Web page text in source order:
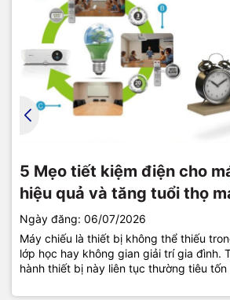
Giải mã các thuật ngữ cơ
máy chiếu
5 Mẹo tiết kiệm điện cho
hiệu quả và tăng tuổi thọ
Ngày đăng: 06/07/2026
Máy chiếu là thiết bị không thể thiếu
lớp học hay không gian giải trí gia đình.
hành thiết bị này liên tục thường tiêu
Hướng dẫn xóa giờ cho
đơn giản nhất
Ngày đăng: 02/07/2026
Kiểm soát thời gian vận hành của bóng
Epson là nguyên tắc vàng để duy trì độ
làm việc của thiết bị. Tuy nhiên, không ít
Lợi ích của máy chiếu
Giải pháp lớp học hiện đại